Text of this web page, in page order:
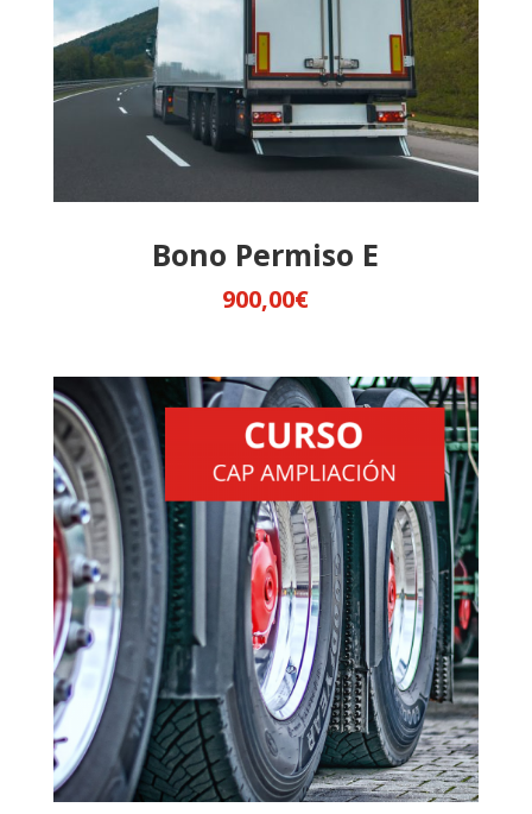
Bono Permiso E
900,00€